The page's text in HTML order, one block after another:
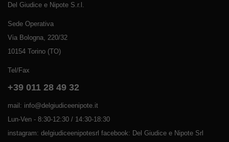
Del Giudice e Nipote S.r.l.
Sede Operativa
Via Bologna, 220/32
10154 Torino (TO)
Tel/Fax
+39 011 28 49 32
mail: info@delgiudiceenipote.it
Lun-Ven - 8:30-12:30 / 14:30-18:30
instagram: delgiudiceenipotesrl facebook: Del Giudice e Nipote Srl